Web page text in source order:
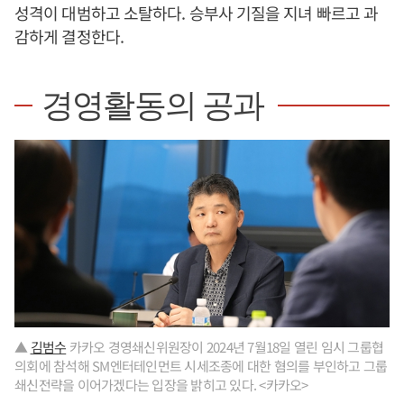
성격이 대범하고 소탈하다. 승부사 기질을 지녀 빠르고 과
감하게 결정한다.
경영활동의 공과
▲ 김범수 카카오 경영쇄신위원장이 2024년 7월18일 열린 임시 그룹협
의회에 참석해 SM엔터테인먼트 시세조종에 대한 혐의를 부인하고 그룹
쇄신전략을 이어가겠다는 입장을 밝히고 있다. <카카오>